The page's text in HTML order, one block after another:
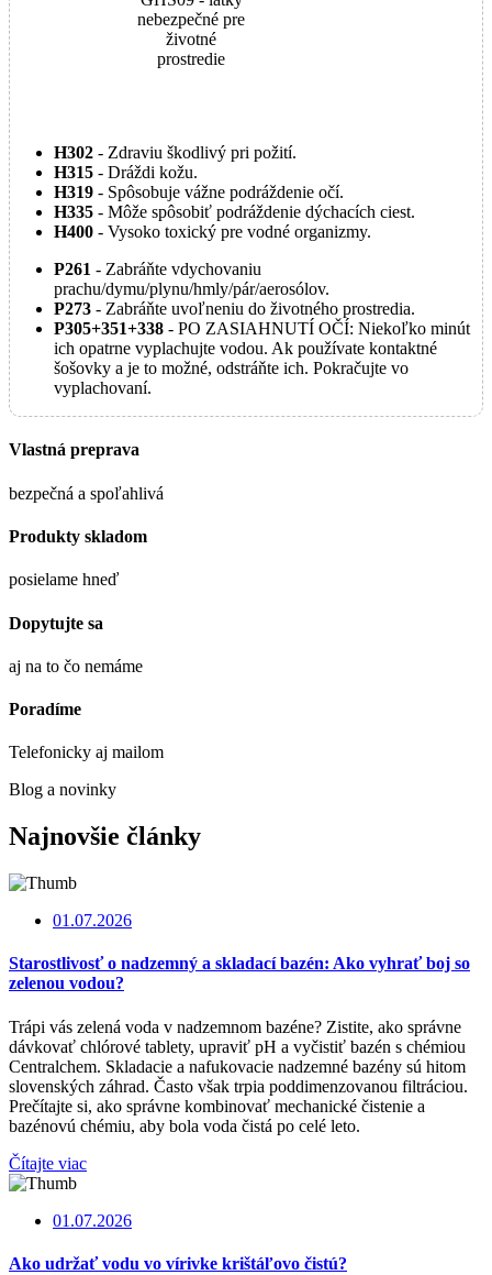
nebezpečné pre
životné
prostredie
H302 - Zdraviu škodlivý pri požití.
H315 - Dráždi kožu.
H319 - Spôsobuje vážne podráždenie očí.
H335 - Môže spôsobiť podráždenie dýchacích ciest.
H400 - Vysoko toxický pre vodné organizmy.
P261 - Zabráňte vdychovaniu
prachu/dymu/plynu/hmly/pár/aerosólov.
P273 - Zabráňte uvoľneniu do životného prostredia.
P305+351+338 - PO ZASIAHNUTÍ OČÍ: Niekoľko minút
ich opatrne vyplachujte vodou. Ak používate kontaktné
šošovky a je to možné, odstráňte ich. Pokračujte vo
vyplachovaní.
Vlastná preprava
bezpečná a spoľahlivá
Produkty skladom
posielame hneď
Dopytujte sa
aj na to čo nemáme
Poradíme
Telefonicky aj mailom
Blog a novinky
Najnovšie články
01.07.2026
Starostlivosť o nadzemný a skladací bazén: Ako vyhrať boj so
zelenou vodou?
Trápi vás zelená voda v nadzemnom bazéne? Zistite, ako správne
dávkovať chlórové tablety, upraviť pH a vyčistiť bazén s chémiou
Centralchem. Skladacie a nafukovacie nadzemné bazény sú hitom
slovenských záhrad. Často však trpia poddimenzovanou filtráciou.
Prečítajte si, ako správne kombinovať mechanické čistenie a
bazénovú chémiu, aby bola voda čistá po celé leto.
Čítajte viac
01.07.2026
Ako udržať vodu vo vírivke krištáľovo čistú?